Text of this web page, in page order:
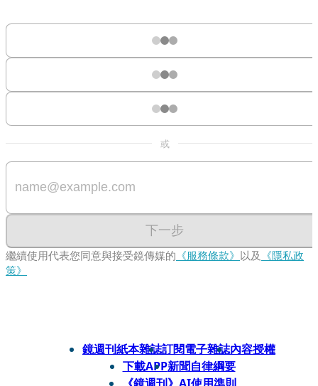
或
下一步
繼續使用代表您同意與接受鏡傳媒的 《服務條款》 以及 《隱私政
策》
鏡週刊紙本雜誌訂閱電子雜誌內容授權
下載APP新聞自律綱要